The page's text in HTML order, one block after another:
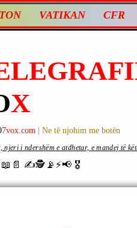
VATIKAN CFR
X
7vox.com | Ne të njohim me botën
✍🕵️📡⚡️📢 🎖
i ndershëm e atdhetar, e mandej të